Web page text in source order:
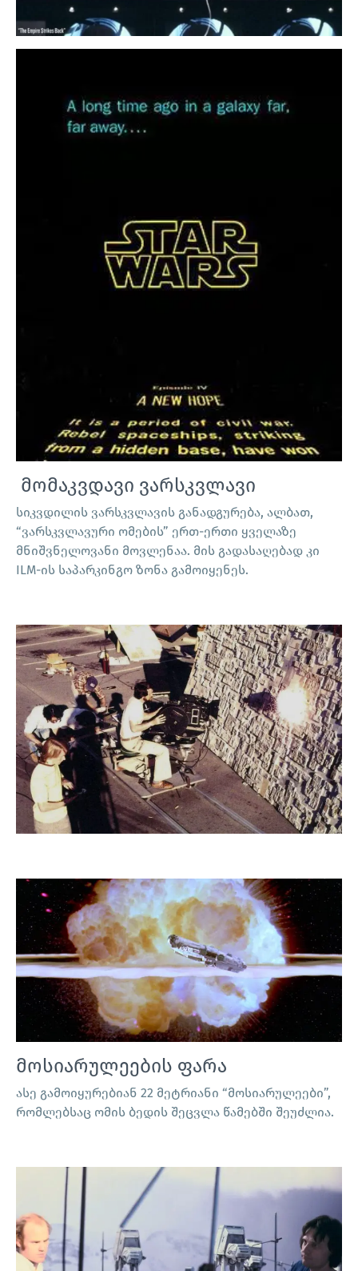
მომაკვდავი ვარსკვლავი
სიკვდილის ვარსკვლავის განადგურება, ალბათ,
“ვარსკვლავური ომების” ერთ-ერთი ყველაზე
მნიშვნელოვანი მოვლენაა. მის გადასაღებად კი
ILM-ის საპარკინგო ზონა გამოიყენეს.
მოსიარულეების ფარა
ასე გამოიყურებიან 22 მეტრიანი “მოსიარულეები”,
რომლებსაც ომის ბედის შეცვლა წამებში შეუძლია.